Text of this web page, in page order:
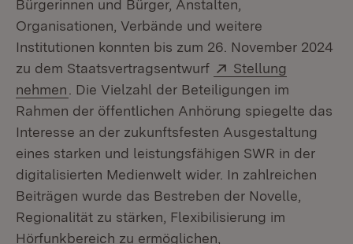
Bürgerinnen und Bürger, Anstalten,
Organisationen, Verbände und weitere
Institutionen konnten bis zum 26. November 2024
zu dem Staatsvertragsentwurf
Extern:
Stellung
nehmen (Öffnet in neuem Fenster)
. Die Vielzahl der Beteiligungen im
Rahmen der öffentlichen Anhörung spiegelte das
Interesse an der zukunftsfesten Ausgestaltung
eines starken und leistungsfähigen SWR in der
digitalisierten Medienwelt wider. In zahlreichen
Beiträgen wurde das Bestreben der Novelle,
Regionalität zu stärken, Flexibilisierung im
Hörfunkbereich zu ermöglichen,